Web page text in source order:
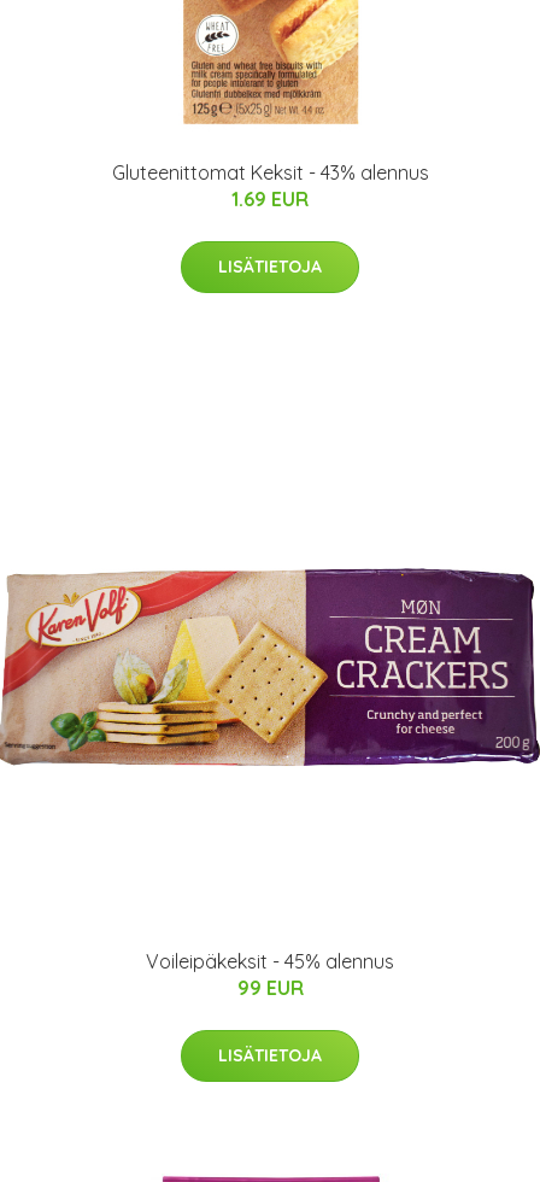
Gluteenittomat Keksit - 43% alennus
1.69 EUR
LISÄTIETOJA
Voileipäkeksit - 45% alennus
99 EUR
LISÄTIETOJA